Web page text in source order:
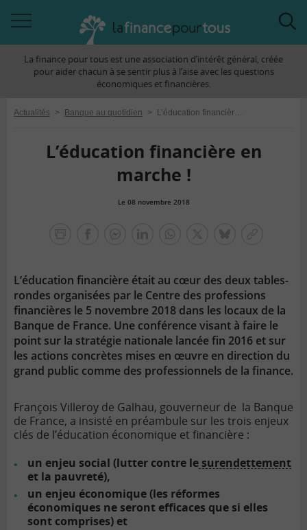
àLa finance pour tous est une association d’intérêt général, créée
pour aider chacun à se sentir plus à l’aise avec les questions
économiques et financières.
Actualités > Banque au quotidien > L’éducation financière en marche !
L’éducation financière en
marche !
Le 08 novembre 2018
L’éducation financière était au cœur des deux tables-
rondes organisées par le Centre des professions
financières le 5 novembre 2018 dans les locaux de la
Banque de France. Une conférence visant à faire le
point sur la stratégie nationale lancée fin 2016 et sur
les actions concrètes mises en œuvre en direction du
grand public comme des professionnels de la finance.
François Villeroy de Galhau, gouverneur de la Banque
de France, a insisté en préambule sur les trois enjeux
clés de l’éducation économique et financière :
un enjeu social (lutter contre le surendettement
et la pauvreté),
un enjeu économique (les réformes
économiques ne seront efficaces que si elles
sont comprises) et